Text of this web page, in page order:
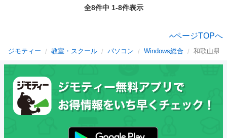
全8件中 1-8件表示
ページTOPへ
ジモティー 教室・スクール パソコン Windows総合 和歌山県